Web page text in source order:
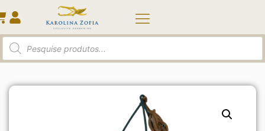
Início Pendentes / Cahepot Pendente Delly
Figueredo – Modelo 3